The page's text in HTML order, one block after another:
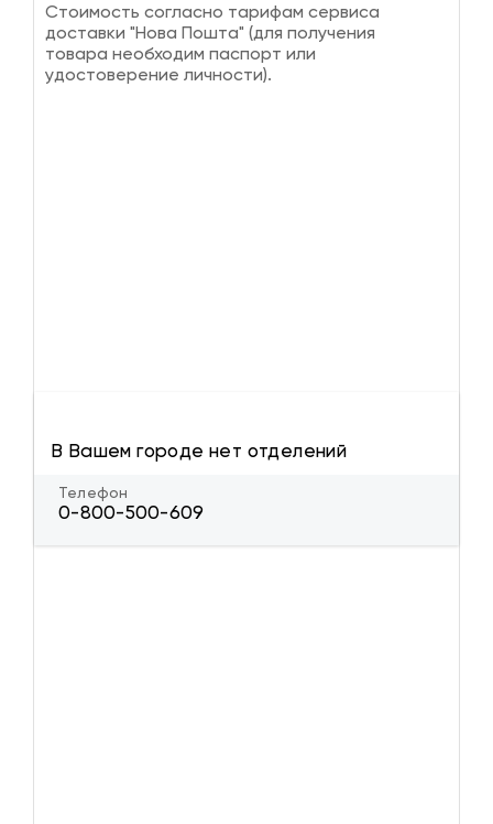
Стоимость согласно тарифам сервиса
доставки "Нова Пошта" (для получения
товара необходим паспорт или
удостоверение личности).
В Вашем городе нет отделений
Телефон
0-800-500-609